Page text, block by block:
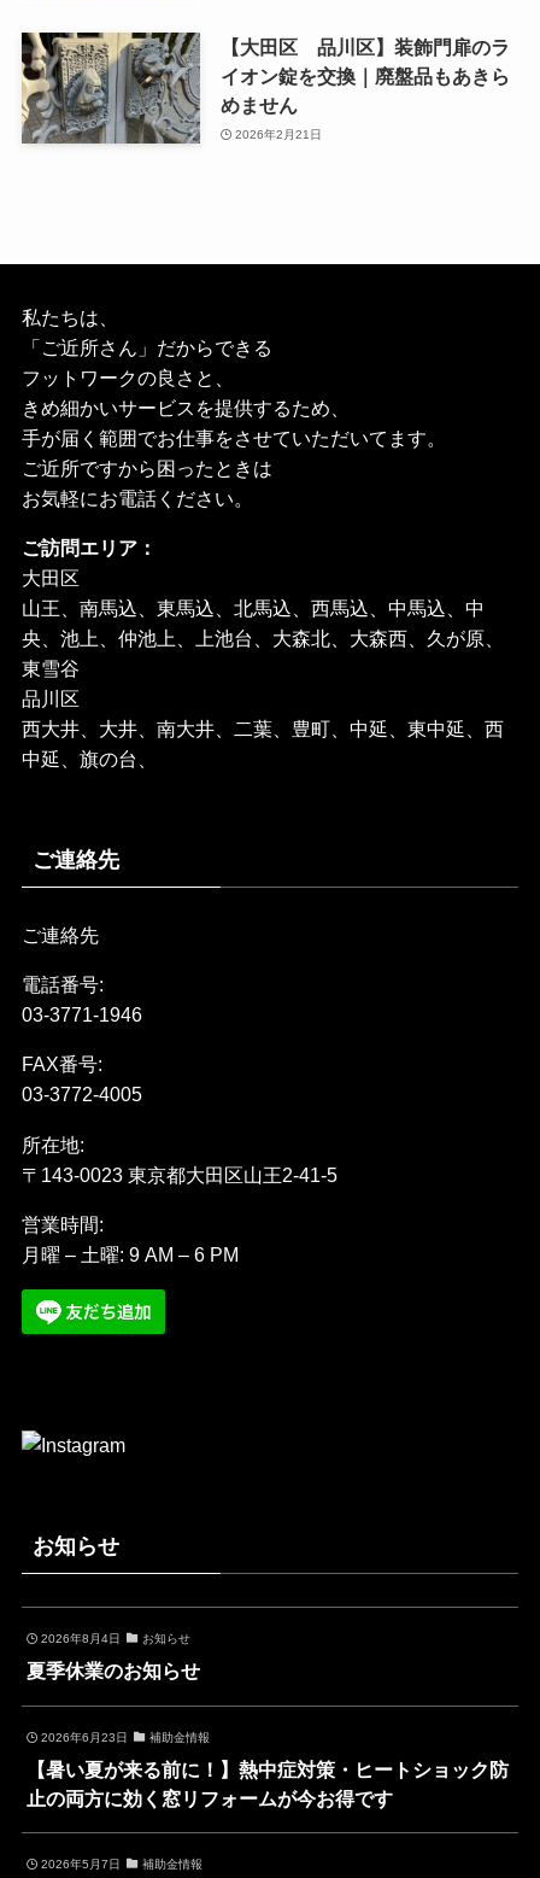
【大田区 品川区】装飾門扉のラ
イオン錠を交換｜廃盤品もあきら
めません
2026年2月21日
私たちは、
「ご近所さん」だからできる
フットワークの良さと、
きめ細かいサービスを提供するため、
手が届く範囲でお仕事をさせていただいてます。
ご近所ですから困ったときは
お気軽にお電話ください。
ご訪問エリア：
大田区
山王、南馬込、東馬込、北馬込、西馬込、中馬込、中
央、池上、仲池上、上池台、大森北、大森西、久が原、
東雪谷
品川区
西大井、大井、南大井、二葉、豊町、中延、東中延、西
中延、旗の台、
ご連絡先
ご連絡先
電話番号:
03-3771-1946
FAX番号:
03-3772-4005
所在地:
〒143-0023 東京都大田区山王2-41-5
営業時間:
月曜 – 土曜: 9 AM – 6 PM
お知らせ
2026年8月4日 お知らせ
夏季休業のお知らせ
2026年6月23日 補助金情報
【暑い夏が来る前に！】熱中症対策・ヒートショック防
止の両方に効く窓リフォームが今お得です
2026年5月7日 補助金情報